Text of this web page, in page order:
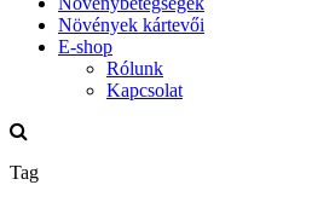
Növények kártevői
E-shop
Rólunk
Kapcsolat
Tag